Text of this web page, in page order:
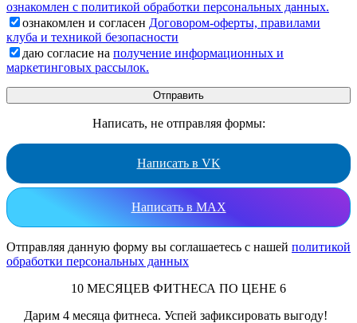
ознакомлен с политикой обработки персональных данных.
ознакомлен и согласен Договором-оферты, правилами
клуба и техникой безопасности
даю согласие на получение информационных и
маркетинговых рассылок.
Написать, не отправляя формы:
Написать в VK
Написать в MAX
Отправляя данную форму вы соглашаетесь с нашей политикой
обработки персональных данных
10 МЕСЯЦЕВ ФИТНЕСА ПО ЦЕНЕ 6
Дарим 4 месяца фитнеса. Успей зафиксировать выгоду!